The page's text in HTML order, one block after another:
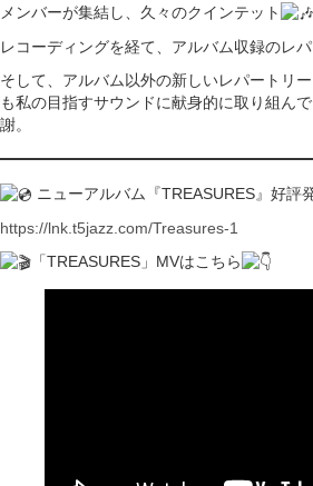
メンバーが集結し、久々のクインテット
レコーディングを経て、アルバム収録のレ
そして、アルバム以外の新しいレパートリ
も私の目指すサウンドに献身的に取り組ん
謝。
ニューアルバム『TREASURES』好評
https://lnk.t5jazz.com/Treasures-1
「TREASURES」MVはこちら